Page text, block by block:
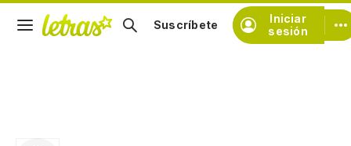
Iniciar
sesión
Suscríbete